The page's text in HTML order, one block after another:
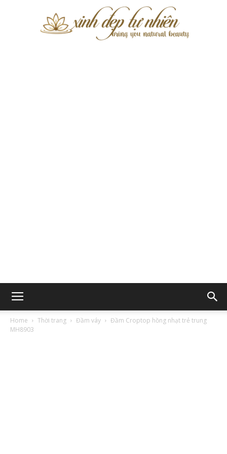
Home Thời trang Đầm váy
Đầm Croptop hồng nhạt trẻ trung
MH8903